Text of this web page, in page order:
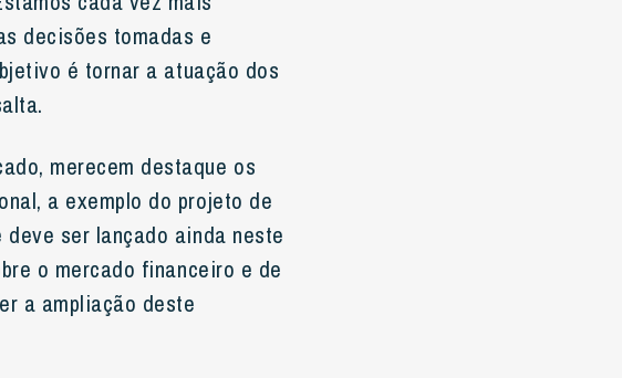
decisões tomadas e
é tornar a atuação dos
merecem destaque os
a exemplo do projeto de
ser lançado ainda neste
o mercado financeiro e de
a ampliação deste